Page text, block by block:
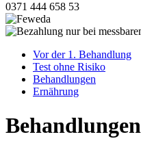
0371 444 658 53
Vor der 1. Behandlung
Test ohne Risiko
Behandlungen
Ernährung
Behandlungen